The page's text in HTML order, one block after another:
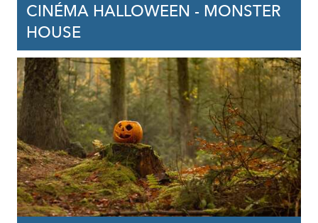
CINÉMA HALLOWEEN - MONSTER
HOUSE